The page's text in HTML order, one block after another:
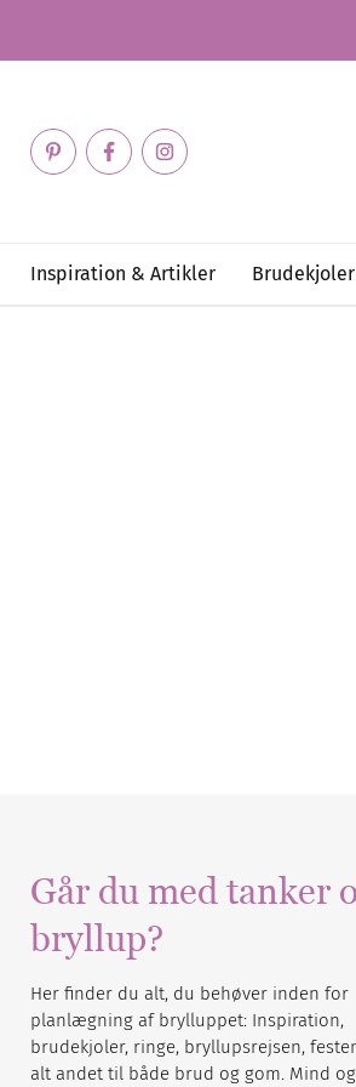
Inspiration & Artikler Brudekjoler
Går du med tanker
bryllup?
Her finder du alt, du behøver inden for
planlægning af brylluppet: Inspiration,
brudekjoler, ringe, bryllupsrejsen,
alt andet til både brud og gom. Mind